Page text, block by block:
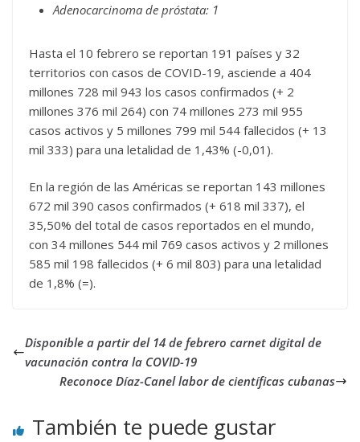
Adenocarcinoma de próstata: 1
Hasta el 10 febrero se reportan 191 países y 32
territorios con casos de COVID-19, asciende a 404
millones 728 mil 943 los casos confirmados (+ 2
millones 376 mil 264) con 74 millones 273 mil 955
casos activos y 5 millones 799 mil 544 fallecidos (+ 13
mil 333) para una letalidad de 1,43% (-0,01).
En la región de las Américas se reportan 143 millones
672 mil 390 casos confirmados (+ 618 mil 337), el
35,50% del total de casos reportados en el mundo,
con 34 millones 544 mil 769 casos activos y 2 millones
585 mil 198 fallecidos (+ 6 mil 803) para una letalidad
de 1,8% (=).
Disponible a partir del 14 de febrero carnet digital de
vacunación contra la COVID-19
Reconoce Díaz-Canel labor de científicas cubanas
También te puede gustar